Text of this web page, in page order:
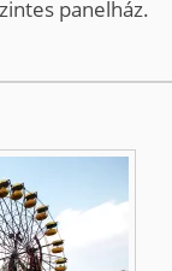
panelház.